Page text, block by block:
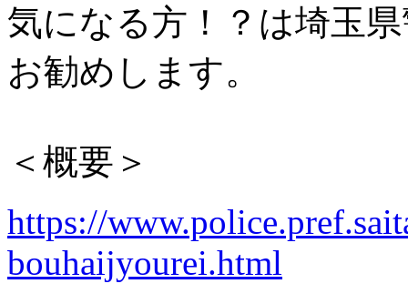
気になる方！？は埼玉
お勧めします。
＜概要＞
https://
bouhaijyourei.html